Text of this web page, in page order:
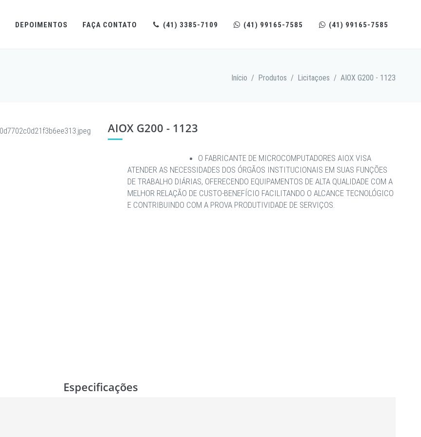
DEPOIMENTOS FAÇA CONTATO (41) 3385-7109 (41) 99165-7585 (41) 99165-7585
Início / Produtos / Licitaçoes / AIOX G200 - 1123
AIOX G200 - 1123
O FABRICANTE DE MICROCOMPUTADORES AIOX VISA
ATENDER AS NECESSIDADES DOS ÓRGÃOS INSTITUCIONAIS EM SUAS FUNÇÕES
DE TRABALHO DIÁRIAS, OFERECENDO EQUIPAMENTOS DE ALTA QUALIDADE COM A
MELHOR RELAÇÃO DE CUSTO-BENEFÍCIO FACILITANDO O ALCANCE TECNOLÓGICO
E CONTRIBUINDO COM A PROVA PRODUTIVIDADE DE SERVIÇOS.
Especificações